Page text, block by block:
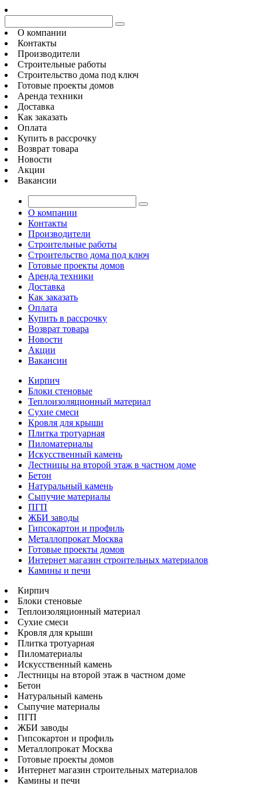
О компании
Контакты
Производители
Строительные работы
Строительство дома под ключ
Готовые проекты домов
Аренда техники
Доставка
Как заказать
Оплата
Купить в рассрочку
Возврат товара
Новости
Акции
Вакансии
О компании
Контакты
Производители
Строительные работы
Строительство дома под ключ
Готовые проекты домов
Аренда техники
Доставка
Как заказать
Оплата
Купить в рассрочку
Возврат товара
Новости
Акции
Вакансии
Кирпич
Блоки стеновые
Теплоизоляционный материал
Сухие смеси
Кровля для крыши
Плитка тротуарная
Пиломатериалы
Искусственный камень
Лестницы на второй этаж в частном доме
Бетон
Натуральный камень
Сыпучие материалы
ПГП
ЖБИ заводы
Гипсокартон и профиль
Металлопрокат Москва
Готовые проекты домов
Интернет магазин строительных материалов
Камины и печи
Кирпич
Блоки стеновые
Теплоизоляционный материал
Сухие смеси
Кровля для крыши
Плитка тротуарная
Пиломатериалы
Искусственный камень
Лестницы на второй этаж в частном доме
Бетон
Натуральный камень
Сыпучие материалы
ПГП
ЖБИ заводы
Гипсокартон и профиль
Металлопрокат Москва
Готовые проекты домов
Интернет магазин строительных материалов
Камины и печи